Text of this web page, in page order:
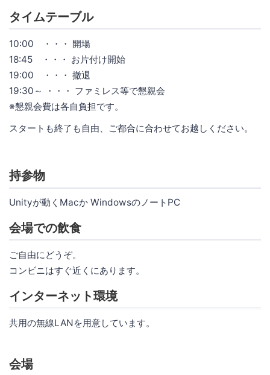
タイムテーブル
10:00 ・・・ 開場
18:45 ・・・ お片付け開始
19:00 ・・・ 撤退
19:30～ ・・・ ファミレス等で懇親会
※懇親会費は各自負担です。
スタートも終了も自由、ご都合に合わせてお越しください。
持参物
Unityが動くMacか WindowsのノートPC
会場での飲食
ご自由にどうぞ。
コンビニはすぐ近くにあります。
インターネット環境
共用の無線LANを用意しています。
会場